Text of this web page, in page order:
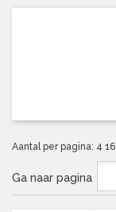
Aantal per pagina: 4 16
Ga naar pagina